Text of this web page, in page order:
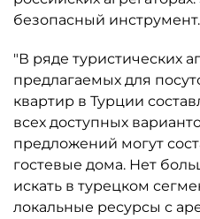
безопасный инструмент.
"В ряде туристических
предлагаемых для
квартир в Турции
всех доступных
предложений могут
гостевые дома. Нет
искать в турецком
локальные ресурсы с